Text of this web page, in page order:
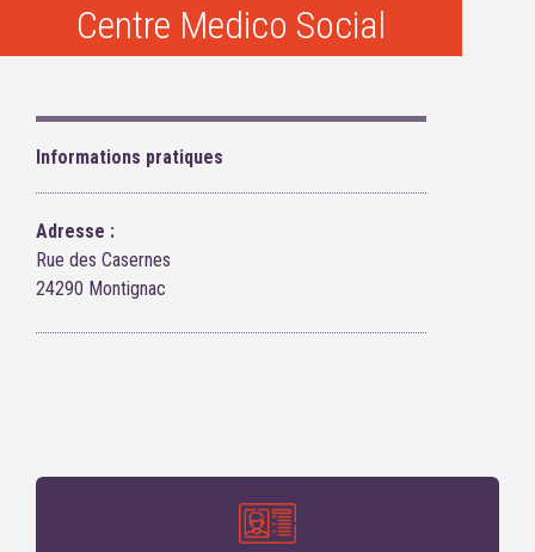
Centre Medico Social
Informations pratiques
Adresse :
Rue des Casernes
24290 Montignac